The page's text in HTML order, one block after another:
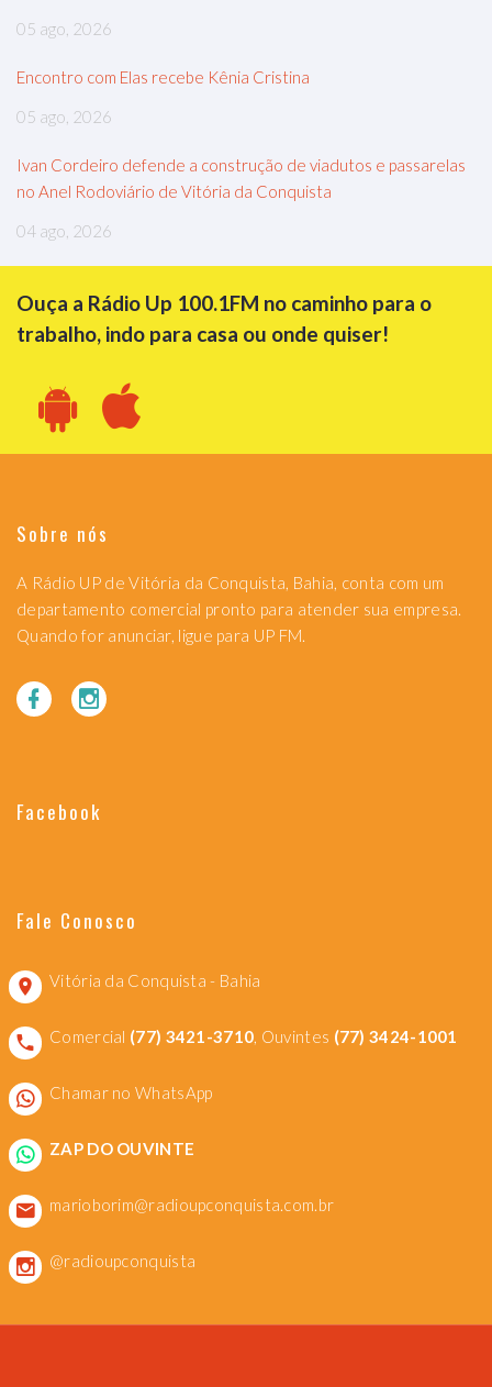
05 ago, 2026
Encontro com Elas recebe Kênia Cristina
05 ago, 2026
Ivan Cordeiro defende a construção de viadutos e passarelas
no Anel Rodoviário de Vitória da Conquista
04 ago, 2026
Ouça a Rádio Up 100.1FM no caminho para o
trabalho, indo para casa ou onde quiser!
Sobre nós
A Rádio UP de Vitória da Conquista, Bahia, conta com um
departamento comercial pronto para atender sua empresa.
Quando for anunciar, ligue para UP FM.
Facebook
Fale Conosco
Vitória da Conquista - Bahia
Comercial (77) 3421-3710, Ouvintes (77) 3424-1001
Chamar no WhatsApp
ZAP DO OUVINTE
marioborim@radioupconquista.com.br
@radioupconquista